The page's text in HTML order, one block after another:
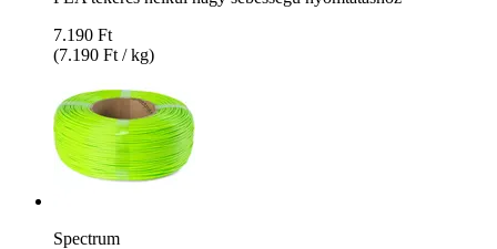
7.190 Ft
(7.190 Ft / kg)
Spectrum